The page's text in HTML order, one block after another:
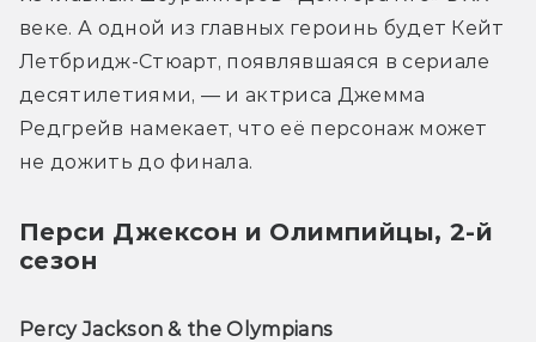
веке. А одной из главных героинь будет Кейт
Летбридж-Стюарт, появлявшаяся в сериале
десятилетиями, — и актриса Джемма
Редгрейв намекает, что её персонаж может
не дожить до финала.
Перси Джексон и Олимпийцы, 2-й
сезон
Percy Jackson & the Olympians